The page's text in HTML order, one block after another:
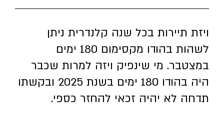
ויזת תיירות בכל שנה קלנדרית ניתן
לשהות בהודו מקסימום 180 ימים
במצטבר. מי שינפיק ויזה למרות שכבר
היה בהודו 180 ימים בשנת 2025 ובקשתו
תדחה לא יהיה זכאי להחזר כספי.